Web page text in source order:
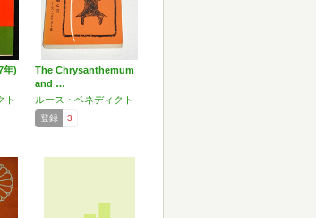
年)
ト
The Chrysanthemum
and …
ルース・ベネディクト
登録 3